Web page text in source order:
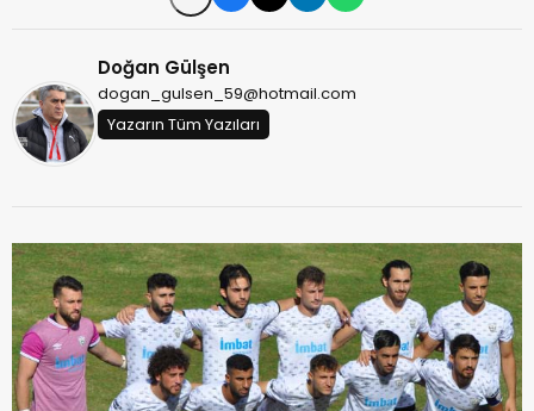
Doğan Gülşen
dogan_gulsen_59@hotmail.com
Yazarın Tüm Yazıları